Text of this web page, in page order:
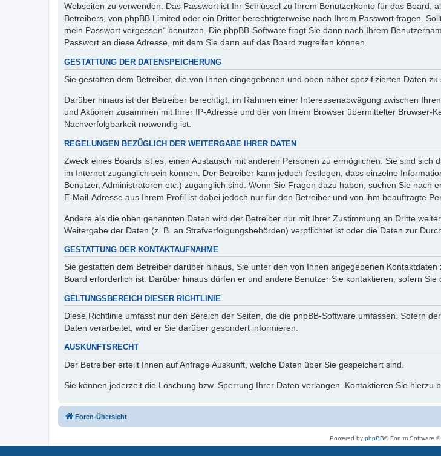
Webseiten zu verwenden. Das Passwort ist Ihr Schlüssel zu Ihrem Benutzerkonto für das Board,
Betreibers, von phpBB Limited oder ein Dritter berechtigterweise nach Ihrem Passwort fragen.
mein Passwort vergessen“ benutzen. Die phpBB-Software fragt Sie dann nach Ihrem
Passwort an diese Adresse, mit dem Sie dann auf das Board zugreifen können.
GESTATTUNG DER DATENSPEICHERUNG
Sie gestatten dem Betreiber, die von Ihnen eingegebenen und oben näher spezifizierten Daten
Darüber hinaus ist der Betreiber berechtigt, im Rahmen einer Interessenabwägung zwischen
und Aktionen zusammen mit Ihrer IP-Adresse und der von Ihrem Browser übermittelter
Nachverfolgbarkeit notwendig ist.
REGELUNGEN BEZÜGLICH DER WEITERGABE IHRER DATEN
Zweck eines Boards ist es, einen Austausch mit anderen Personen zu ermöglichen. Sie sind
im Internet zugänglich sein können. Der Betreiber kann jedoch festlegen, dass einzelne
Benutzer, Administratoren etc.) zugänglich sind. Wenn Sie Fragen dazu haben, suchen Sie
E-Mail-Adresse aus Ihrem Profil ist dabei jedoch nur für den Betreiber und von ihm beauftragte
Andere als die oben genannten Daten wird der Betreiber nur mit Ihrer Zustimmung an Dritte
Weitergabe der Daten (z. B. an Strafverfolgungsbehörden) verpflichtet ist oder die Daten zur
GESTATTUNG DER KONTAKTAUFNAHME
Sie gestatten dem Betreiber darüber hinaus, Sie unter den von Ihnen angegebenen
Board erforderlich ist. Darüber hinaus dürfen er und andere Benutzer Sie kontaktieren, sofern
GELTUNGSBEREICH DIESER RICHTLINIE
Diese Richtlinie umfasst nur den Bereich der Seiten, die die phpBB-Software umfassen. Sofern
Daten verarbeitet, wird er Sie darüber gesondert informieren.
AUSKUNFTSRECHT
Der Betreiber erteilt Ihnen auf Anfrage Auskunft, welche Daten über Sie gespeichert sind.
Sie können jederzeit die Löschung bzw. Sperrung Ihrer Daten verlangen. Kontaktieren Sie hierzu
Foren-Übersicht
Powered by phpBB® Forum Software